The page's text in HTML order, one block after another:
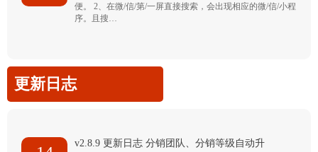
便。 2、在微/信/第/一屏直接搜索，会出现相应的微/信/小程
序。且搜…
更新日志
v2.8.9 更新日志 分销团队、分销等级自动升